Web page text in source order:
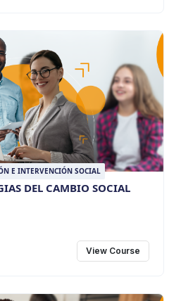
E INTERVENCIÓN SOCIAL
DEL CAMBIO SOCIAL
View Course